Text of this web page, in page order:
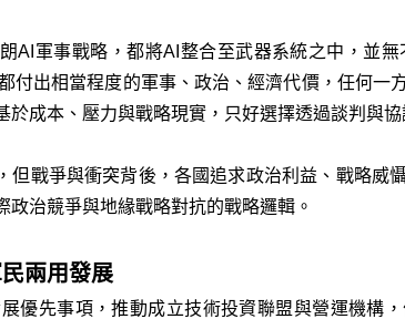
AI軍事戰略，都將AI整合至武器系統之中，並無
付出相當程度的軍事、政治、經濟代價，任何一
於成本、壓力與戰略現實，只好選擇透過談判與協
但戰爭與衝突背後，各國追求政治利益、戰略威
政治競爭與地緣戰略對抗的戰略邏輯。
兩用發展
優先事項，推動成立技術投資聯盟與營運機構